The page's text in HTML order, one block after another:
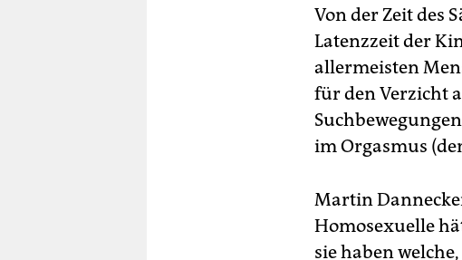
Von der Zeit des
Latenzzeit der
allermeisten
für den Verzicht
im Orgasmus
Martin
Homosexuelle
sie haben